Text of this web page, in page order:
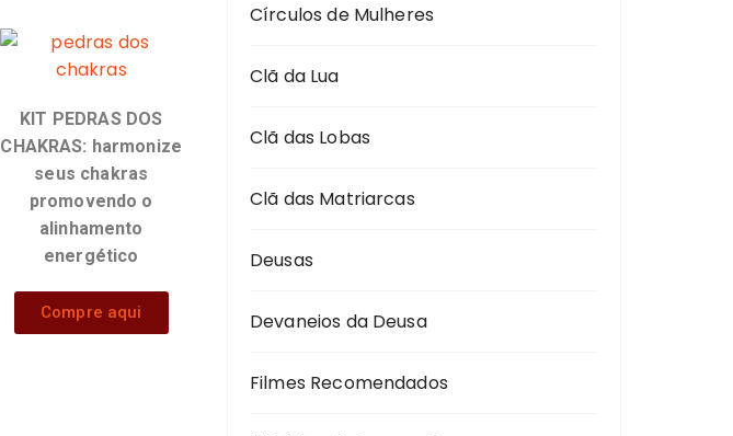
KIT PEDRAS DOS
CHAKRAS: harmonize
seus chakras
promovendo o
alinhamento
energético
Compre aqui
Círculos de Mulheres
Clã da Lua
Clã das Lobas
Clã das Matriarcas
Deusas
Devaneios da Deusa
Filmes Recomendados